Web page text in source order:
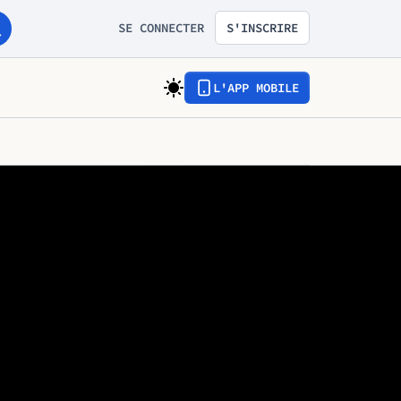
SE CONNECTER S'INSCRIRE
L'APP MOBILE